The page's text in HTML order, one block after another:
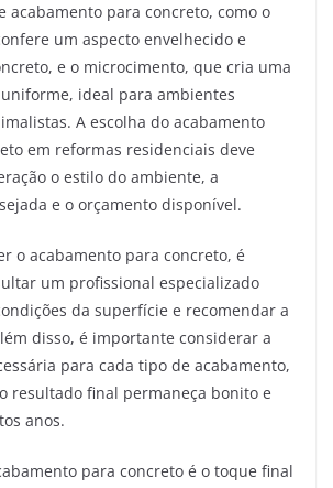
acabamento para concreto, como o
um aspecto envelhecido e
e o microcimento, que cria uma
ideal para ambientes
A escolha do acabamento
em reformas residenciais deve
o estilo do ambiente, a
e o orçamento disponível.
o acabamento para concreto, é
um profissional especializado
da superfície e recomendar a
disso, é importante considerar a
para cada tipo de acabamento,
resultado final permaneça bonito e
anos.
para concreto é o toque final